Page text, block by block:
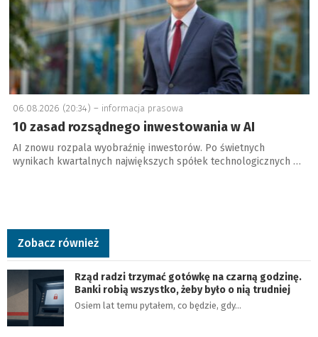
06.08.2026 (20:34) – informacja prasowa
10 zasad rozsądnego inwestowania w AI
AI znowu rozpala wyobraźnię inwestorów. Po świetnych
wynikach kwartalnych największych spółek technologicznych …
Zobacz również
Rząd radzi trzymać gotówkę na czarną godzinę.
Banki robią wszystko, żeby było o nią trudniej
Osiem lat temu pytałem, co będzie, gdy…